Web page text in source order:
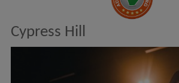
Cypress Hill